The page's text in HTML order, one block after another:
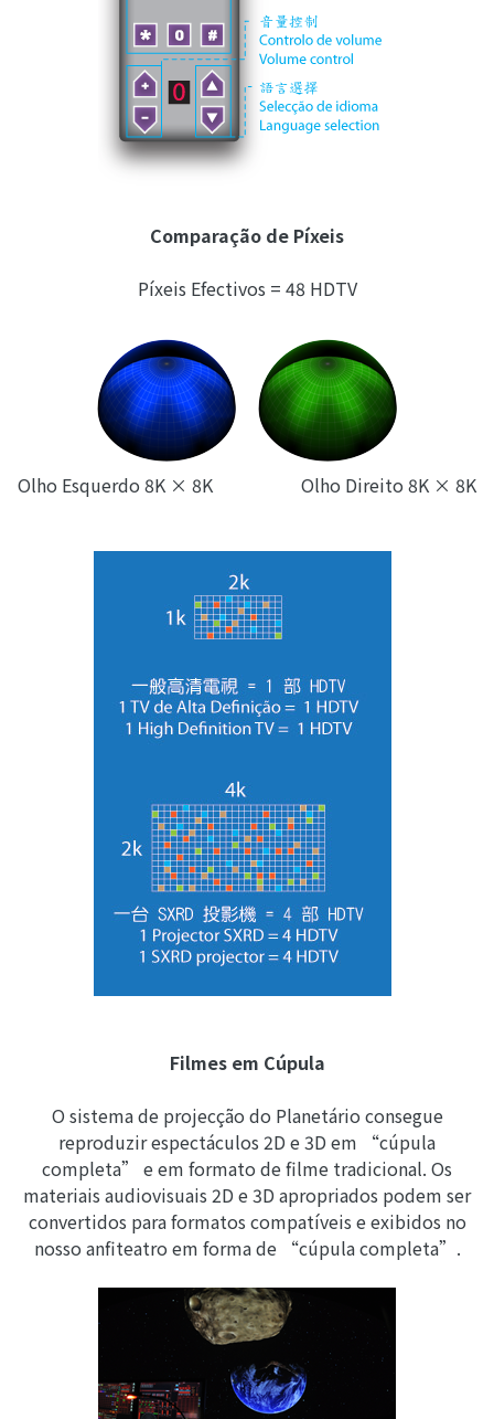
Comparação de Píxeis
Píxeis Efectivos = 48 HDTV
Olho Esquerdo 8K × 8K Olho Direito 8K × 8K
Filmes em Cúpula
O sistema de projecção do Planetário consegue
reproduzir espectáculos 2D e 3D em “cúpula
completa” e em formato de filme tradicional. Os
materiais audiovisuais 2D e 3D apropriados podem ser
convertidos para formatos compatíveis e exibidos no
nosso anfiteatro em forma de “cúpula completa”.